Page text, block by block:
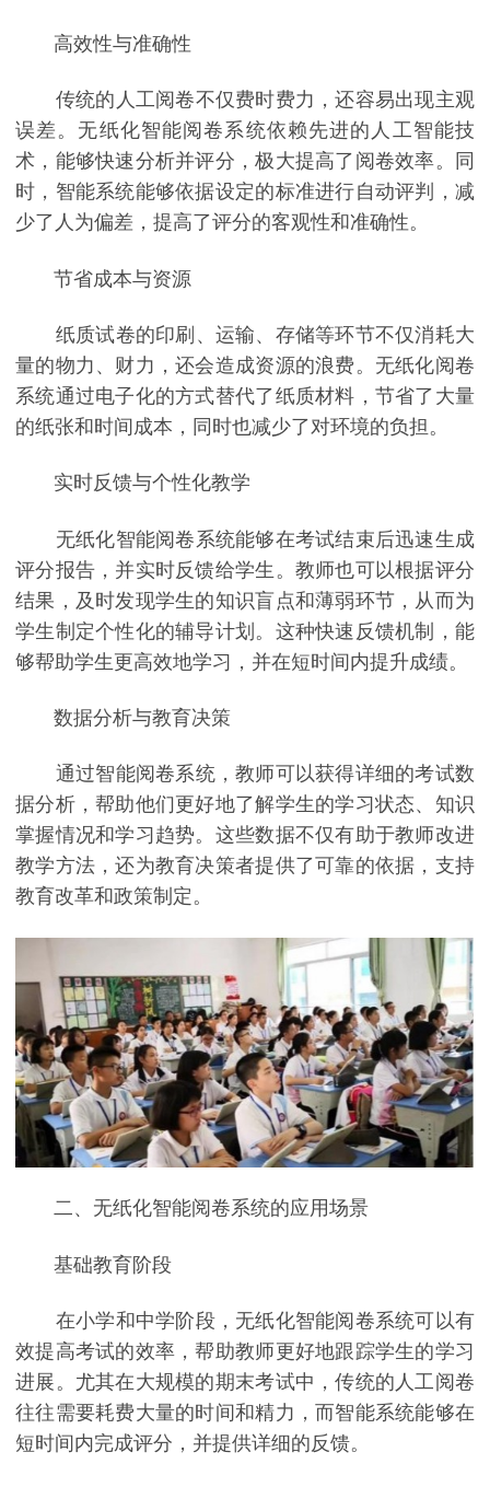
高效性与准确性
传统的人工阅卷不仅费时费力，还容易出现主观
误差。无纸化智能阅卷系统依赖先进的人工智能技
术，能够快速分析并评分，极大提高了阅卷效率。同
时，智能系统能够依据设定的标准进行自动评判，减
少了人为偏差，提高了评分的客观性和准确性。
节省成本与资源
纸质试卷的印刷、运输、存储等环节不仅消耗大
量的物力、财力，还会造成资源的浪费。无纸化阅卷
系统通过电子化的方式替代了纸质材料，节省了大量
的纸张和时间成本，同时也减少了对环境的负担。
实时反馈与个性化教学
无纸化智能阅卷系统能够在考试结束后迅速生成
评分报告，并实时反馈给学生。教师也可以根据评分
结果，及时发现学生的知识盲点和薄弱环节，从而为
学生制定个性化的辅导计划。这种快速反馈机制，能
够帮助学生更高效地学习，并在短时间内提升成绩。
数据分析与教育决策
通过智能阅卷系统，教师可以获得详细的考试数
据分析，帮助他们更好地了解学生的学习状态、知识
掌握情况和学习趋势。这些数据不仅有助于教师改进
教学方法，还为教育决策者提供了可靠的依据，支持
教育改革和政策制定。
二、无纸化智能阅卷系统的应用场景
基础教育阶段
在小学和中学阶段，无纸化智能阅卷系统可以有
效提高考试的效率，帮助教师更好地跟踪学生的学习
进展。尤其在大规模的期末考试中，传统的人工阅卷
往往需要耗费大量的时间和精力，而智能系统能够在
短时间内完成评分，并提供详细的反馈。